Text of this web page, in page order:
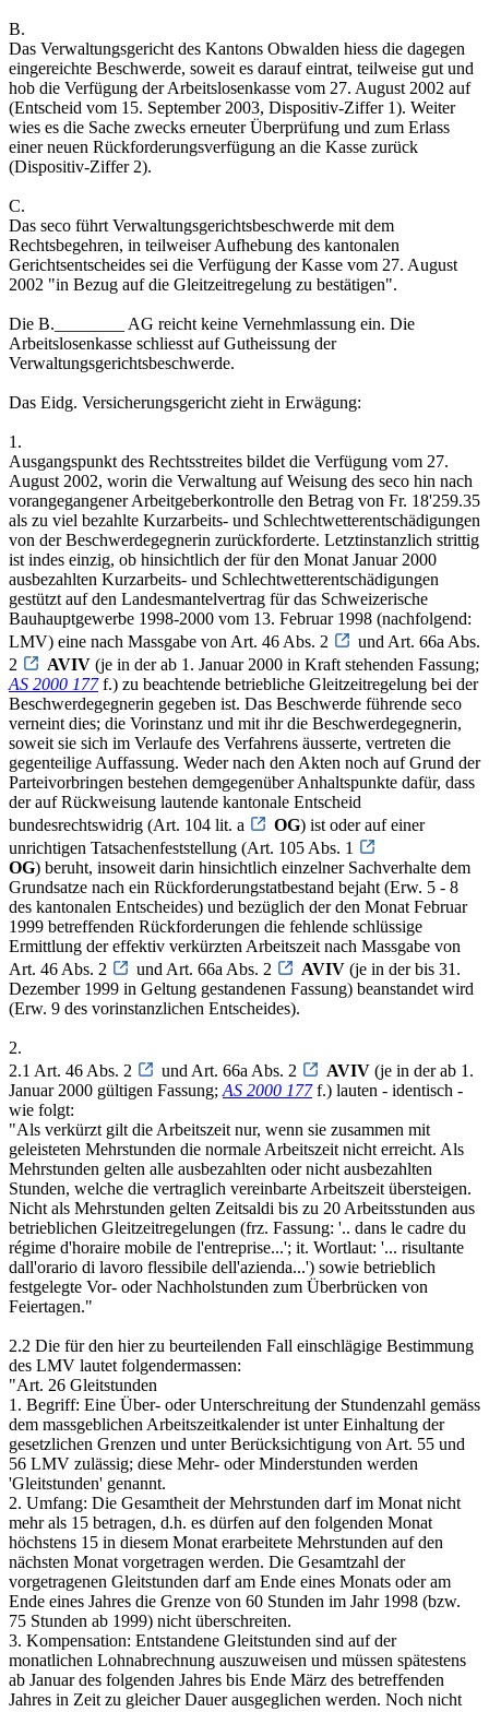
B.
Das Verwaltungsgericht des Kantons Obwalden hiess die dagegen
eingereichte Beschwerde, soweit es darauf eintrat, teilweise gut und
hob die Verfügung der Arbeitslosenkasse vom 27. August 2002 auf
(Entscheid vom 15. September 2003, Dispositiv-Ziffer 1). Weiter
wies es die Sache zwecks erneuter Überprüfung und zum Erlass
einer neuen Rückforderungsverfügung an die Kasse zurück
(Dispositiv-Ziffer 2).
C.
Das seco führt Verwaltungsgerichtsbeschwerde mit dem
Rechtsbegehren, in teilweiser Aufhebung des kantonalen
Gerichtsentscheides sei die Verfügung der Kasse vom 27. August
2002 "in Bezug auf die Gleitzeitregelung zu bestätigen".
Die B.________ AG reicht keine Vernehmlassung ein. Die
Arbeitslosenkasse schliesst auf Gutheissung der
Verwaltungsgerichtsbeschwerde.
Das Eidg. Versicherungsgericht zieht in Erwägung:
1.
Ausgangspunkt des Rechtsstreites bildet die Verfügung vom 27.
August 2002, worin die Verwaltung auf Weisung des seco hin nach
vorangegangener Arbeitgeberkontrolle den Betrag von Fr. 18'259.35
als zu viel bezahlte Kurzarbeits- und Schlechtwetterentschädigungen
von der Beschwerdegegnerin zurückforderte. Letztinstanzlich strittig
ist indes einzig, ob hinsichtlich der für den Monat Januar 2000
ausbezahlten Kurzarbeits- und Schlechtwetterentschädigungen
gestützt auf den Landesmantelvertrag für das Schweizerische
Bauhauptgewerbe 1998-2000 vom 13. Februar 1998 (nachfolgend:
LMV) eine nach Massgabe von Art. 46 Abs. 2
und Art. 66a Abs.
2
AVIV (je in der ab 1. Januar 2000 in Kraft stehenden Fassung;
AS 2000 177f.) zu beachtende betriebliche Gleitzeitregelung bei der
Beschwerdegegnerin gegeben ist. Das Beschwerde führende seco
verneint dies; die Vorinstanz und mit ihr die Beschwerdegegnerin,
soweit sie sich im Verlaufe des Verfahrens äusserte, vertreten die
gegenteilige Auffassung. Weder nach den Akten noch auf Grund der
Parteivorbringen bestehen demgegenüber Anhaltspunkte dafür, dass
der auf Rückweisung lautende kantonale Entscheid
bundesrechtswidrig (Art. 104 lit. a
OG) ist oder auf einer
unrichtigen Tatsachenfeststellung (Art. 105 Abs. 1
OG) beruht, insoweit darin hinsichtlich einzelner Sachverhalte dem
Grundsatze nach ein Rückforderungstatbestand bejaht (Erw. 5 - 8
des kantonalen Entscheides) und bezüglich der den Monat Februar
1999 betreffenden Rückforderungen die fehlende schlüssige
Ermittlung der effektiv verkürzten Arbeitszeit nach Massgabe von
Art. 46 Abs. 2
und Art. 66a Abs. 2 AVIV (je in der bis 31.
Dezember 1999 in Geltung gestandenen Fassung) beanstandet wird
(Erw. 9 des vorinstanzlichen Entscheides).
2.
2.1 Art. 46 Abs. 2
und Art. 66a Abs. 2 AVIV (je in der ab 1.
Januar 2000 gültigen Fassung; AS 2000 177f.) lauten - identisch -
wie folgt:
"Als verkürzt gilt die Arbeitszeit nur, wenn sie zusammen mit
geleisteten Mehrstunden die normale Arbeitszeit nicht erreicht. Als
Mehrstunden gelten alle ausbezahlten oder nicht ausbezahlten
Stunden, welche die vertraglich vereinbarte Arbeitszeit übersteigen.
Nicht als Mehrstunden gelten Zeitsaldi bis zu 20 Arbeitsstunden aus
betrieblichen Gleitzeitregelungen (frz. Fassung: '.. dans le cadre du
régime d'horaire mobile de l'entreprise...'; it. Wortlaut: '... risultante
dall'orario di lavoro flessibile dell'azienda...') sowie betrieblich
festgelegte Vor- oder Nachholstunden zum Überbrücken von
Feiertagen."
2.2 Die für den hier zu beurteilenden Fall einschlägige Bestimmung
des LMV lautet folgendermassen:
"Art. 26 Gleitstunden
1. Begriff: Eine Über- oder Unterschreitung der Stundenzahl gemäss
dem massgeblichen Arbeitszeitkalender ist unter Einhaltung der
gesetzlichen Grenzen und unter Berücksichtigung von Art. 55 und
56 LMV zulässig; diese Mehr- oder Minderstunden werden
'Gleitstunden' genannt.
2. Umfang: Die Gesamtheit der Mehrstunden darf im Monat nicht
mehr als 15 betragen, d.h. es dürfen auf den folgenden Monat
höchstens 15 in diesem Monat erarbeitete Mehrstunden auf den
nächsten Monat vorgetragen werden. Die Gesamtzahl der
vorgetragenen Gleitstunden darf am Ende eines Monats oder am
Ende eines Jahres die Grenze von 60 Stunden im Jahr 1998 (bzw.
75 Stunden ab 1999) nicht überschreiten.
3. Kompensation: Entstandene Gleitstunden sind auf der
monatlichen Lohnabrechnung auszuweisen und müssen spätestens
ab Januar des folgenden Jahres bis Ende März des betreffenden
Jahres in Zeit zu gleicher Dauer ausgeglichen werden. Noch nicht